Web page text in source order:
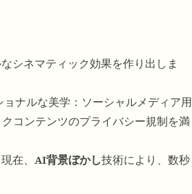
シネマティック効果を作り出しま
ナルな美学：ソーシャルメディア用
コンテンツのプライバシー規制を満
在、 AI背景ぼかし技術により、数秒